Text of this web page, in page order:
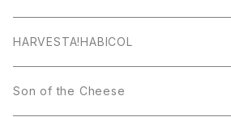
HARVESTA!HABICOL
Son of the Cheese